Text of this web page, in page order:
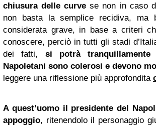
chiusura delle curve se non in caso
non basta la semplice recidiva, ma
considerata grave, in base a criteri
conoscere, perciò in tutti gli stadi
dei fatti, si potrà
Napoletani sono colerosi e devono
leggere una riflessione più approfondita
A quest’uomo il presidente del
appoggio, ritenendolo il personaggio